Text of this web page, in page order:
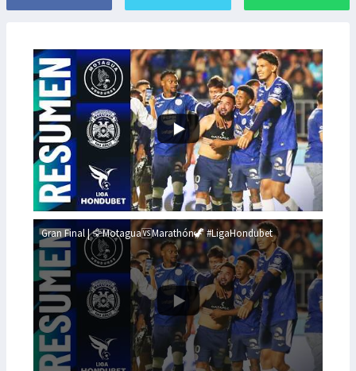
Gran Final | 🦅Motagua🆚Marathón🦖 #LigaHondubet